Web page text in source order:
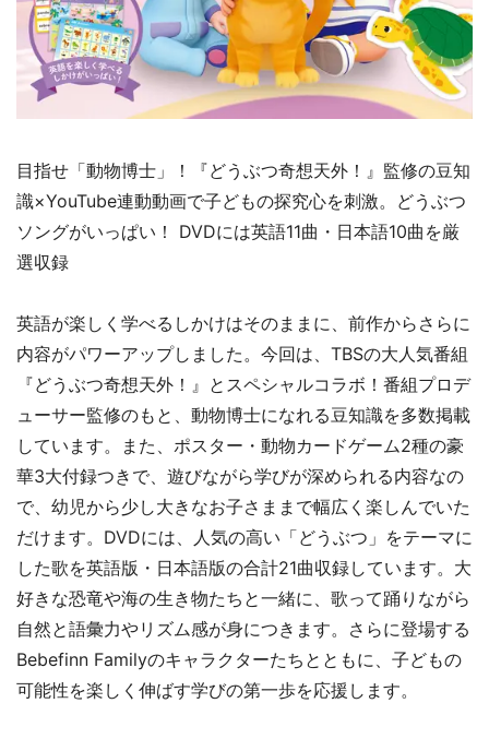
目指せ「動物博士」！『どうぶつ奇想天外！』監修の豆知
識×YouTube連動動画で子どもの探究心を刺激。どうぶつ
ソングがいっぱい！ DVDには英語11曲・日本語10曲を厳
選収録
英語が楽しく学べるしかけはそのままに、前作からさらに
内容がパワーアップしました。今回は、TBSの大人気番組
『どうぶつ奇想天外！』とスペシャルコラボ！番組プロデ
ューサー監修のもと、動物博士になれる豆知識を多数掲載
しています。また、ポスター・動物カードゲーム2種の豪
華3大付録つきで、遊びながら学びが深められる内容なの
で、幼児から少し大きなお子さままで幅広く楽しんでいた
だけます。DVDには、人気の高い「どうぶつ」をテーマに
した歌を英語版・日本語版の合計21曲収録しています。大
好きな恐竜や海の生き物たちと一緒に、歌って踊りながら
自然と語彙力やリズム感が身につきます。さらに登場する
Bebefinn Familyのキャラクターたちとともに、子どもの
可能性を楽しく伸ばす学びの第一歩を応援します。